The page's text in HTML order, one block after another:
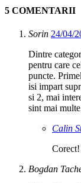
5 COMENTARII
Sorin 24/04/
Dintre
pentru care
puncte.
isi impart
si 2, mai
sint mai
Calin
Bogdan